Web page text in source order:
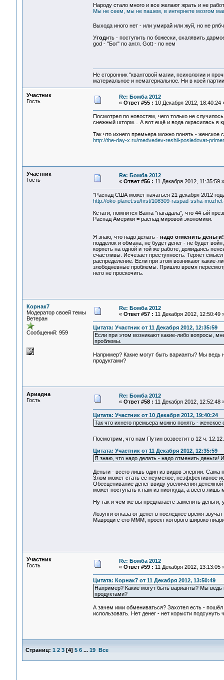
Народу стало много и все желают жрать и не
Мы не сеем, мы не пашем, в интернете мозгом
Выхода иного нет - или умирай или жуй, но не
Угодить - поступить по божески, охалявить
god - "Бог" по англ. Gott - по нем
Не сторонник "квантовой магии, психологии и
материальное и нематериальное. Ни в коей
Участник
Гость
Re: Бомба 2012
« Ответ #55 : 10 Декабря 2012, 18:40:24
Посмотрел по новостям, чего только не
снежный шторм... А вот ещё и вода окрасилась в
Так что ихнего премьера можно понять - женское
http://the-day-x.ru/medvedev-reshil-posledovat-
Участник
Гость
Re: Бомба 2012
« Ответ #56 : 11 Декабря 2012, 11:35:59 »
"Распад США может начаться 21 декабря 2012
http://oko-planet.su/first/108309-raspad-ssha-
Кстати, помнится Ванга "нагадала", что 44-ый
Распад Америки = распад мировой экономики.
Я знаю, что надо делать - надо отменить деньги!
подделок и обмана, не будет денег - не будет
корпеть на одной и той же работе, дожидаясь
счастливы. Исчезает преступность. Теряет
распределение. Если при этом возникают какие-
злободневные проблемы. Пришло время
него не проскочить.
Корнак7
Модератор своей темы
Ветеран
Сообщений: 959
Re: Бомба 2012
« Ответ #57 : 11 Декабря 2012, 12:50:49
Цитата: Участник от 11 Декабря 2012, 12:35:59
Если при этом возникают какие-либо вопросы,
проблемы.
Например? Какие могут быть варианты? Мы ведь
продуктами?
Ариадна
Гость
Re: Бомба 2012
« Ответ #58 : 11 Декабря 2012, 12:52:48
Цитата: Участник от 10 Декабря 2012, 19:40:24
Так что ихнего премьера можно понять -
Посмотрим, что нам Путин возвестит в 12 ч.
Цитата: Участник от 11 Декабря 2012, 12:35:59
Я знаю, что надо делать - надо отменить деньги!
Деньги - всего лишь один из видов энергии. Сама
Злом может стать её неумелое, неэффективное
Обесценивание денег ввиду увеличения
может поступать к нам из ниоткуда, а всего
Ну так и чем же вы предлагаете заменить
Лозунги отказа от денег в последнее время
Мавроди с его МММ, проект которого широко
Участник
Гость
Re: Бомба 2012
« Ответ #59 : 11 Декабря 2012, 13:13:05
Цитата: Корнак7 от 11 Декабря 2012, 13:50:49
Например? Какие могут быть варианты? Мы
продуктами?
А зачем ими обмениваться? Захотел есть -
использовать. Нет денег - нет корысти подсунуть
Страниц: 1 2 3[4] 5 6 ... 19 Все